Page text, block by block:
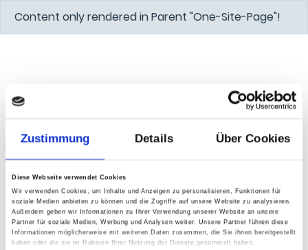
Zustimmung Details Über Cookies
Diese Webseite verwendet Cookies
Wir verwenden Cookies, um Inhalte und Anzeigen zu personalisieren, Funktionen für
soziale Medien anbieten zu können und die Zugriffe auf unsere Website zu analysieren.
Außerdem geben wir Informationen zu Ihrer Verwendung unserer Website an unsere
Partner für soziale Medien, Werbung und Analysen weiter. Unsere Partner führen diese
Informationen möglicherweise mit weiteren Daten zusammen, die Sie ihnen bereitgestellt
haben oder die sie im Rahmen Ihrer Nutzung der Dienste gesammelt haben.
Content only rendered in Parent "One-Site-Page"!